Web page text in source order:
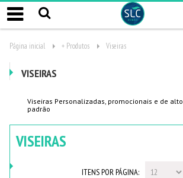
Página inicial + Produtos Viseiras
VISEIRAS
Viseiras Personalizadas, promocionais e de alto
padrão
VISEIRAS
ITENS POR PÁGINA: